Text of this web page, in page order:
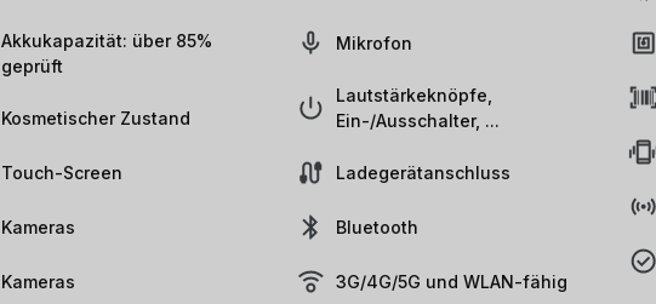
Akkukapazität: über 85%
geprüft
Kosmetischer Zustand
Touch-Screen
Kameras
Kameras
Mikrofon
Lautstärkeknöpfe,
Ein-/Ausschalter, ...
Ladegerätanschluss
Bluetooth
3G/4G/5G und WLAN-fähig